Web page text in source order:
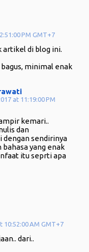
PM GMT+7
di blog ini.
minimal enak
at 11:19:00 PM
kemari..
dan
dengan sendirinya
yang enak
itu seprti apa
10:52:00 AM GMT+7
dari..